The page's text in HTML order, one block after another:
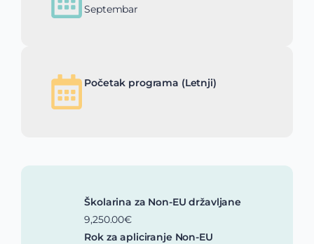
Septembar
Početak programa (Letnji)
Školarina za Non-EU državljane
9,250.00€
Rok za apliciranje Non-EU